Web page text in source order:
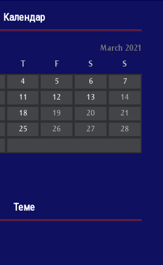
Календар
March 2021
T F S S
4 5 6 7
11 12 13 14
18 19 20 21
25 26 27 28
Теме